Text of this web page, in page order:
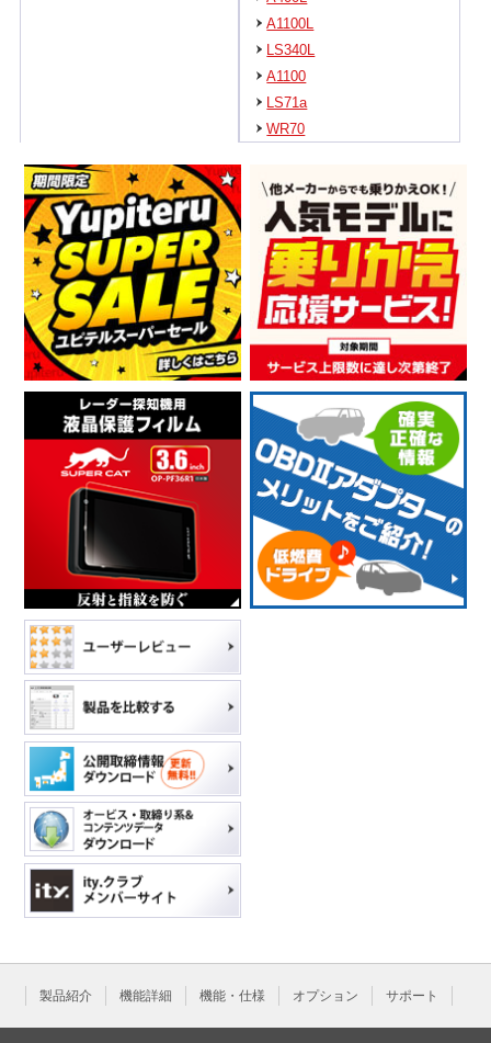
A1100L
LS340L
A1100
LS71a
WR70
製品紹介 機能詳細 機能・仕様 オプション サポート